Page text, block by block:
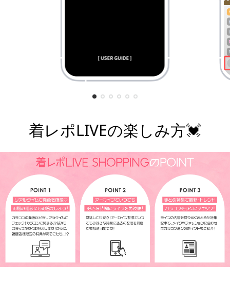
¥7,800
着レポLIVEの楽しみ方💓